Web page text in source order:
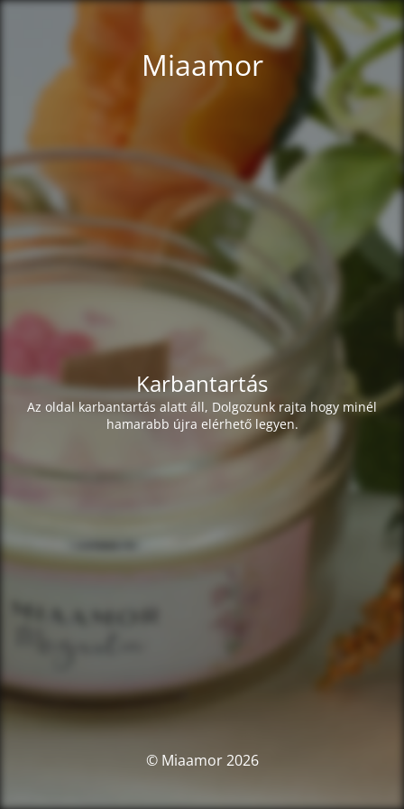
Miaamor
Karbantartás
Az oldal karbantartás alatt áll, Dolgozunk rajta hogy minél
hamarabb újra elérhető legyen.
© Miaamor 2026